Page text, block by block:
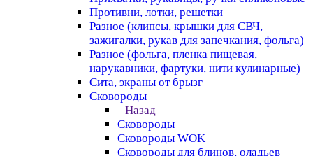
Противни, лотки, решетки
Разное (клипсы, крышки для СВЧ,
зажигалки, рукав для запечкания, фольга)
Разное (фольга, пленка пищевая,
нарукавники, фартуки, нити кулинарные)
Сита, экраны от брызг
Сковороды
Назад
Сковороды
Сковороды WOK
Сковороды для блинов, оладьев